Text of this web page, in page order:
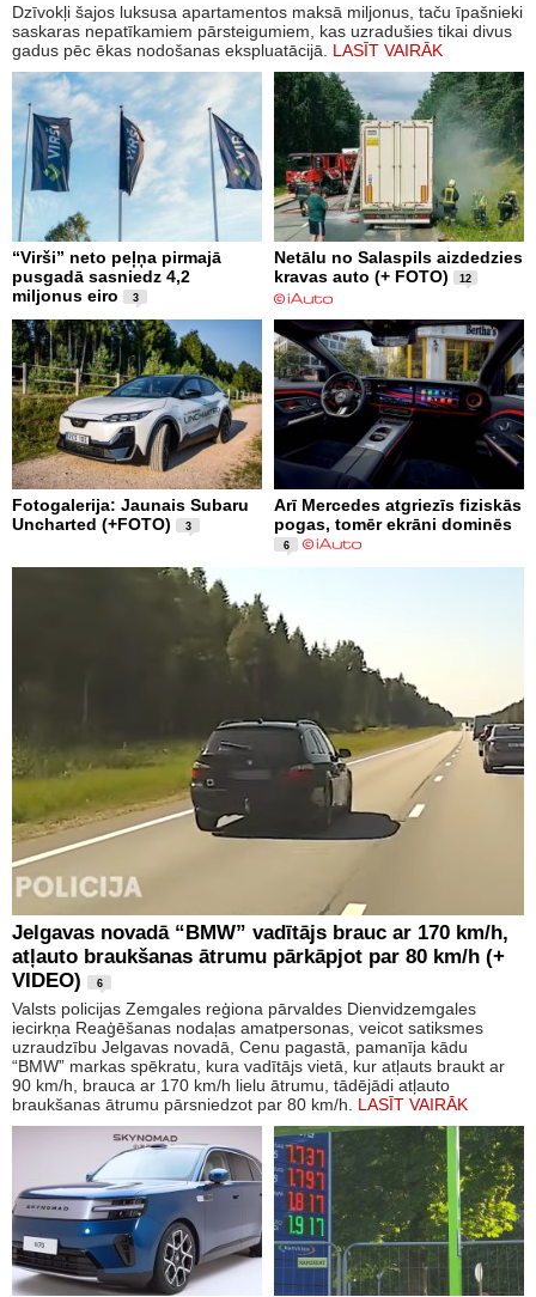
Dzīvokļi šajos luksusa apartamentos maksā miljonus, taču īpašnieki
saskaras nepatīkamiem pārsteigumiem, kas uzradušies tikai divus
gadus pēc ēkas nodošanas ekspluatācijā. LASĪT VAIRĀK
“Virši” neto peļņa pirmajā
pusgadā sasniedz 4,2
miljonus eiro
3
Netālu no Salaspils aizdedzies
kravas auto (+ FOTO)
12
Fotogalerija: Jaunais Subaru
Uncharted (+FOTO)
3
Arī Mercedes atgriezīs fiziskās
pogas, tomēr ekrāni dominēs
6
Jelgavas novadā “BMW” vadītājs brauc ar 170 km/h,
atļauto braukšanas ātrumu pārkāpjot par 80 km/h (+
VIDEO)
6
Valsts policijas Zemgales reģiona pārvaldes Dienvidzemgales
iecirkņa Reaģēšanas nodaļas amatpersonas, veicot satiksmes
uzraudzību Jelgavas novadā, Cenu pagastā, pamanīja kādu
“BMW” markas spēkratu, kura vadītājs vietā, kur atļauts braukt ar
90 km/h, brauca ar 170 km/h lielu ātrumu, tādējādi atļauto
braukšanas ātrumu pārsniedzot par 80 km/h. LASĪT VAIRĀK